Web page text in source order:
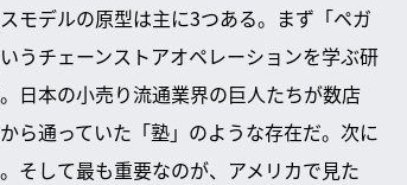
モデルの原型は主に3つある。まず「ペガ
うチェーンストアオペレーションを学ぶ研
日本の小売り流通業界の巨人たちが数店
ら通っていた「塾」のような存在だ。次に
そして最も重要なのが、アメリカで見た